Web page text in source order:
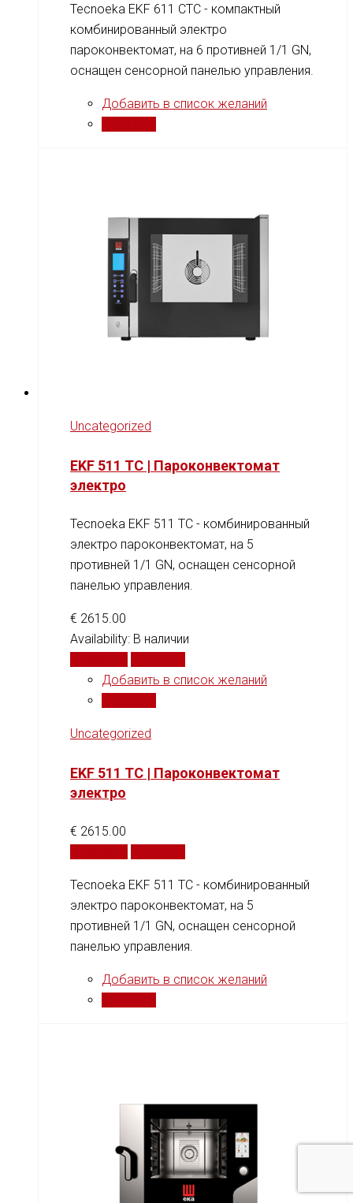
Tecnoeka EKF 611 CTC - компактный
комбинированный электро
пароконвектомат, на 6 противней 1/1 GN,
оснащен сенсорной панелью управления.
Добавить в список желаний
Uncategorized
EKF 511 TC | Пароконвектомат
электро
Tecnoeka EKF 511 TC - комбинированный
электро пароконвектомат, на 5
противней 1/1 GN, оснащен сенсорной
панелью управления.
€ 2615.00
Availability: В наличии
Добавить в список желаний
Uncategorized
EKF 511 TC | Пароконвектомат
электро
€ 2615.00
Tecnoeka EKF 511 TC - комбинированный
электро пароконвектомат, на 5
противней 1/1 GN, оснащен сенсорной
панелью управления.
Добавить в список желаний